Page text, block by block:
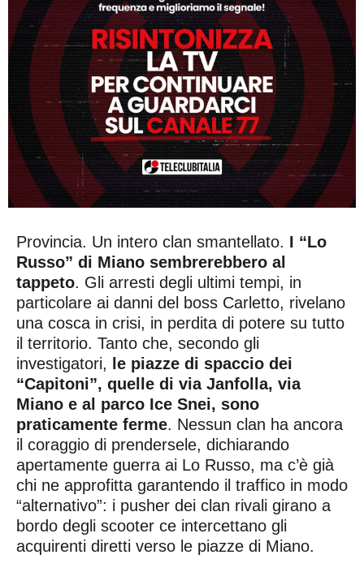
Provincia. Un intero clan smantellato. I “Lo
Russo” di Miano sembrerebbero al
tappeto. Gli arresti degli ultimi tempi, in
particolare ai danni del boss Carletto, rivelano
una cosca in crisi, in perdita di potere su tutto
il territorio. Tanto che, secondo gli
investigatori,
le piazze di spaccio dei
“Capitoni”, quelle di via Janfolla, via
Miano e al parco Ice Snei, sono
praticamente ferme. Nessun clan ha ancora
il coraggio di prendersele, dichiarando
apertamente guerra ai Lo Russo, ma c’è già
chi ne approfitta garantendo il traffico in modo
“alternativo”: i pusher dei clan rivali girano a
bordo degli scooter ce intercettano gli
acquirenti diretti verso le piazze di Miano.